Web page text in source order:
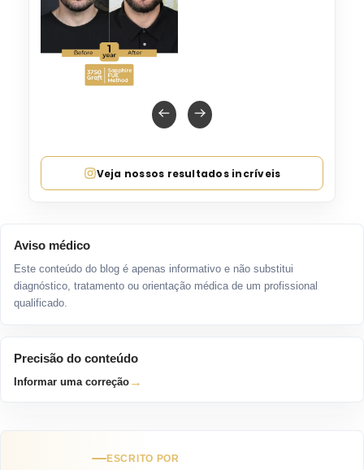
Veja nossos resultados incríveis
Aviso médico
Este conteúdo do blog é apenas informativo e não substitui
diagnóstico, tratamento ou orientação médica de um profissional
qualificado.
Precisão do conteúdo
Informar uma correção →
ESCRITO POR